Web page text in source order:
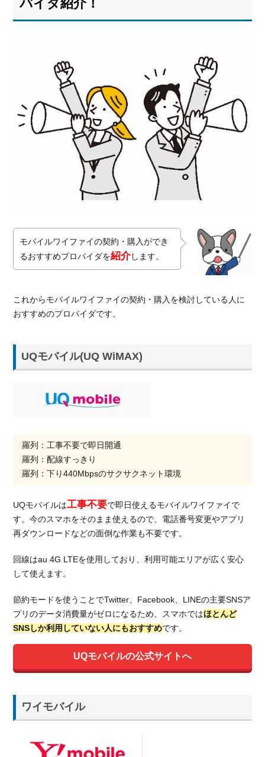
バイダ紹介！
モバイルワイファイの契約・購入ができ
るおすすめプロバイダを紹介します。
これからモバイルワイファイの契約・購入を検討している人に
おすすめのプロバイダです。
UQモバイル(UQ WiMAX)
羅列：工事不要で即日開通
羅列：配線すっきり
羅列：下り440Mbpsのサクサクネット環境
UQモバイルは工事不要で即日使えるモバイルワイファイで
す。今のスマホをそのまま使えるので、電話番号変更やアプリ
再ダウンロードなどの面倒な作業も不要です。
回線はau 4G LTEを使用しており、利用可能エリアが広く安心
して使えます。
節約モードを使うことでTwitter、Facebook、LINEの主要SNSア
プリのデータ消費量がゼロになるため、スマホではほとんど
SNSしか利用していない人にもおすすめです。
UQモバイルの公式サイトへ
ワイモバイル